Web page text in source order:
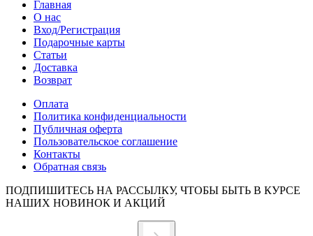
Главная
О нас
Вход/Регистрация
Подарочные карты
Статьи
Доставка
Возврат
Оплата
Политика конфиденциальности
Публичная оферта
Пользовательское соглашение
Контакты
Обратная связь
ПОДПИШИТЕСЬ НА РАССЫЛКУ, ЧТОБЫ БЫТЬ В КУРСЕ
НАШИХ НОВИНОК И АКЦИЙ